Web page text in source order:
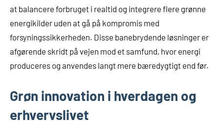
at balancere forbruget i realtid og integrere flere grønne
energikilder uden at gå på kompromis med
forsyningssikkerheden. Disse banebrydende løsninger er
afgørende skridt på vejen mod et samfund, hvor energi
produceres og anvendes langt mere bæredygtigt end før.
Grøn innovation i hverdagen og
erhvervslivet